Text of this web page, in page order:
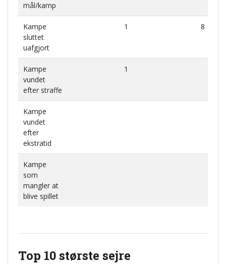
mål/kamp
Kampe
sluttet
uafgjort
1 8
Kampe
vundet
efter straffe
1
Kampe
vundet
efter
ekstratid
Kampe
som
mangler at
blive spillet
Top 10 største sejre